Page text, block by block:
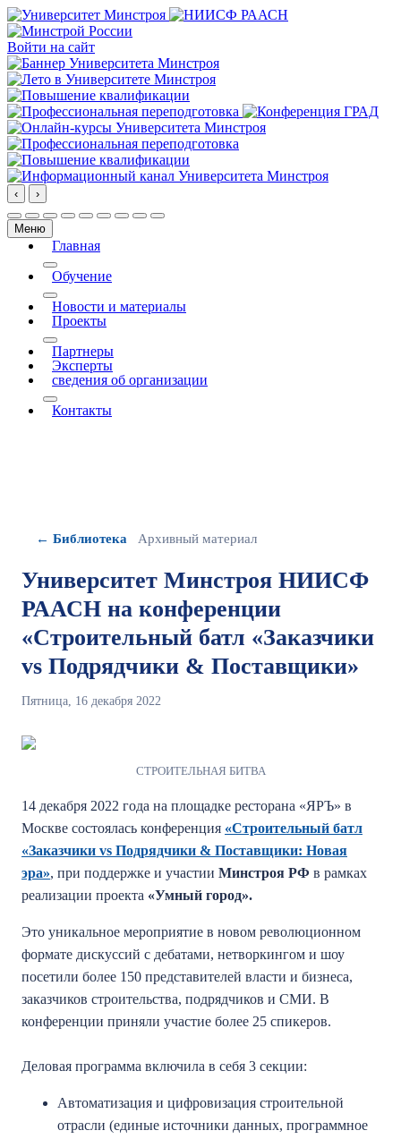
Войти на сайт
‹ ›
Меню
Главная
More about: Главная
Обучение
More about: Обучение
Новости и материалы
Проекты
More about: Проекты
Партнеры
Эксперты
сведения об организации
More about: сведения об организации
Контакты
← Библиотека Архивный материал
Университет Минстроя НИИСФ
РААСН на конференции
«Строительный батл «Заказчики
vs Подрядчики & Поставщики»
Пятница, 16 декабря 2022
СТРОИТЕЛЬНАЯ БИТВА
14 декабря 2022 года на площадке ресторана «ЯРЪ» в
Москве состоялась конференция «Строительный батл
«Заказчики vs Подрядчики & Поставщики: Новая
эра», при поддержке и участии Минстроя РФ в рамках
реализации проекта «Умный город».
Это уникальное мероприятие в новом революционном
формате дискуссий с дебатами, нетворкингом и шоу
посетили более 150 представителей власти и бизнеса,
заказчиков строительства, подрядчиков и СМИ. В
конференции приняли участие более 25 спикеров.
Деловая программа включила в себя 3 секции:
Автоматизация и цифровизация строительной
отрасли (единые источники данных, программное